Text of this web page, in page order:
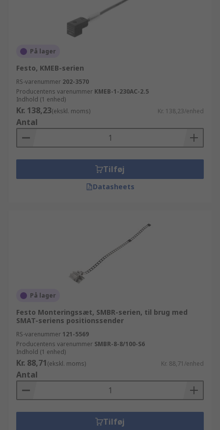
På lager
Festo, KMEB-serien
RS-varenummer 202-3570
Producentens varenummer KMEB-1-230AC-2.5
Indhold (1 enhed)
Kr. 138,23(ekskl. moms) Kr. 138,23/enhed
Antal
Tilføj
Datasheets
På lager
Festo Monteringssæt, SMBR-serien, til brug med
SMAT-seriens positionssender
RS-varenummer 121-5569
Producentens varenummer SMBR-8-8/100-S6
Indhold (1 enhed)
Kr. 88,71(ekskl. moms) Kr. 88,71/enhed
Antal
Tilføj